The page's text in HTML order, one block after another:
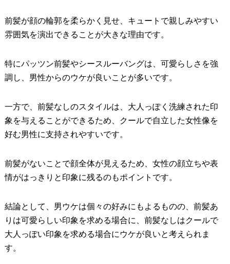
前髪が顔の輪郭を柔らかく見せ、キュートで親しみやすい
雰囲気を演出できることが大きな理由です。
特にパッツン前髪やシースルーバングは、可愛らしさを強
調し、男性からのウケが良いことが多いです。
一方で、前髪なしのスタイルは、大人っぽく洗練された印
象を与えることができるため、クールで自立した女性像を
好む男性に支持されやすいです。
前髪がないことで顔全体が見えるため、女性の顔立ちや表
情がはっきりと印象に残るのもポイントです。
結論として、男ウケは個々の好みにもよるものの、前髪あ
りは可愛らしい印象を求める場合に、前髪なしはクールで
大人っぽい印象を求める場合にウケが良いと考えられま
す。